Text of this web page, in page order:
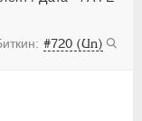
#720 (Un)